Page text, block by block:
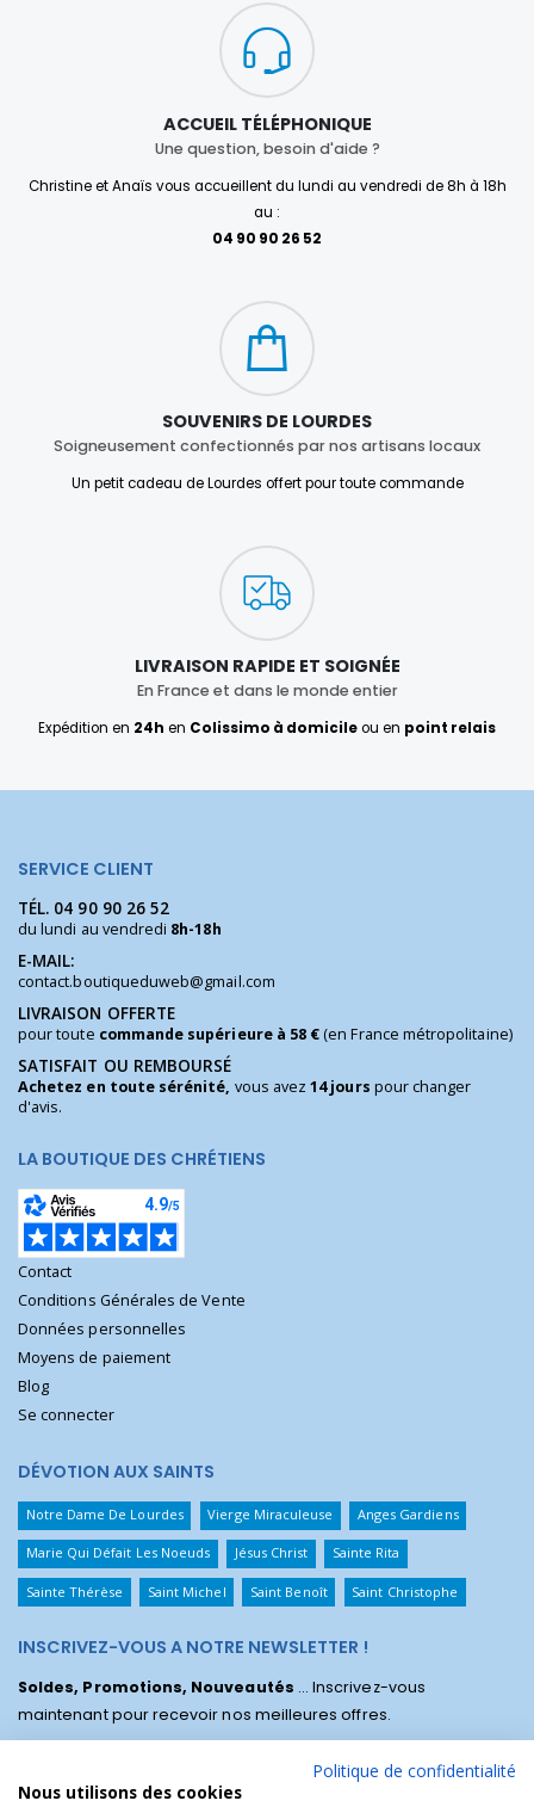
ACCUEIL TÉLÉPHONIQUE
Une question, besoin d'aide ?
Christine et Anaïs vous accueillent du lundi au vendredi de 8h à 18h
au :
04 90 90 26 52
SOUVENIRS DE LOURDES
Soigneusement confectionnés par nos artisans locaux
Un petit cadeau de Lourdes offert pour toute commande
LIVRAISON RAPIDE ET SOIGNÉE
En France et dans le monde entier
Expédition en 24h en Colissimo à domicileou en point relais
SERVICE CLIENT
TÉL. 04 90 90 26 52
du lundi au vendredi 8h-18h
E-MAIL:
contact.boutiqueduweb@gmail.com
LIVRAISON OFFERTE
pour toute commande supérieure à 58 €(en France métropolitaine)
SATISFAIT OU REMBOURSÉ
Achetez en toute sérénité, vous avez14 jours pour changer
d'avis.
LA BOUTIQUE DES CHRÉTIENS
Contact
Conditions Générales de Vente
Données personnelles
Moyens de paiement
Blog
Se connecter
DÉVOTION AUX SAINTS
Notre Dame De Lourdes Vierge Miraculeuse Anges Gardiens
Marie Qui Défait Les Noeuds Jésus Christ Sainte Rita
Sainte Thérèse Saint Michel Saint Benoît Saint Christophe
INSCRIVEZ-VOUS A NOTRE NEWSLETTER !
Soldes, Promotions, Nouveautés ... Inscrivez-vous
maintenant pour recevoir nos meilleures offres.
Politique de confidentialité
Nous utilisons des cookies